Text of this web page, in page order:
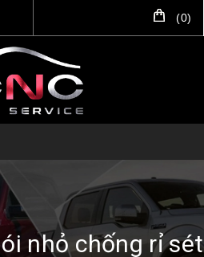
(0)
VỤ SẢN PHẨM
nhỏ chống rỉ sét